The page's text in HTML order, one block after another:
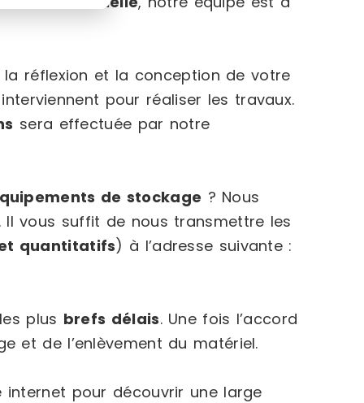
réflexion et la conception de votre
pour réaliser les travaux.
sera effectuée par notre
de stockage ? Nous
vous suffit de nous transmettre les
quantitatifs) à l’adresse suivante :
plus brefs délais. Une fois l’accord
et de l’enlèvement du matériel.
internet pour découvrir une large